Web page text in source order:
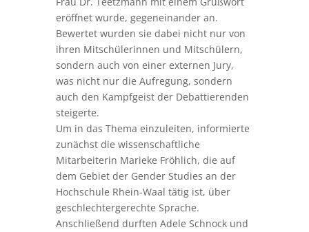
eröffnet wurde, gegeneinander an.
Bewertet wurden sie dabei nicht nur von
ihren Mitschülerinnen und Mitschülern,
sondern auch von einer externen Jury,
was nicht nur die Aufregung, sondern
auch den Kampfgeist der Debattierenden
steigerte.
Um in das Thema einzuleiten, informierte
zunächst die wissenschaftliche
Mitarbeiterin Marieke Fröhlich, die auf
dem Gebiet der Gender Studies an der
Hochschule Rhein-Waal tätig ist, über
geschlechtergerechte Sprache.
Anschließend durften Adele Schnock und